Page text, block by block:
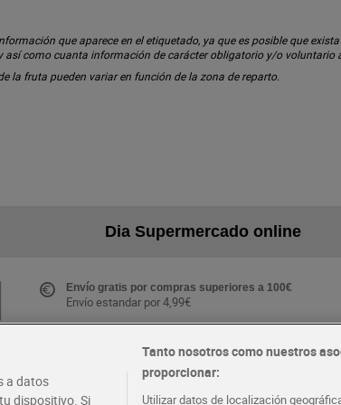
que aparece en el etiquetado, ya que es posible que
como cuanta información de carácter obligatorio y/o voluntario
la fruta pueden variar en función de la zona de reparto.
Dia Supermercado online
Envío gratis por compras superiores a 100€
Envío estandar por 4,99€
Folletos y Tiendas
a datos
dispositivo. Si
Tanto nosotros como nuestros
proporcionar:
Utilizar datos de localización